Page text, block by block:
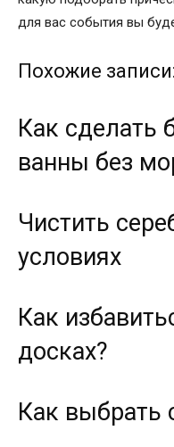
для вас события вы
Похожие записи:
Как сделать
ванны без
Чистить
условиях
Как
досках?
Как выбрать